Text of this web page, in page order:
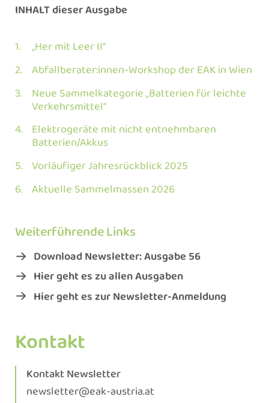
INHALT dieser Ausgabe
„Her mit Leer II“
Abfallberater:innen-Workshop der EAK in Wien
Neue Sammelkategorie „Batterien für leichte
Verkehrsmittel“
Elektrogeräte mit nicht entnehmbaren
Batterien/Akkus
Vorläufiger Jahresrückblick 2025
Aktuelle Sammelmassen 2026
Weiterführende Links
Download Newsletter: Ausgabe 56
Hier geht es zu allen Ausgaben
Hier geht es zur Newsletter-Anmeldung
Kontakt
Kontakt Newsletter
newsletter@eak-austria.at